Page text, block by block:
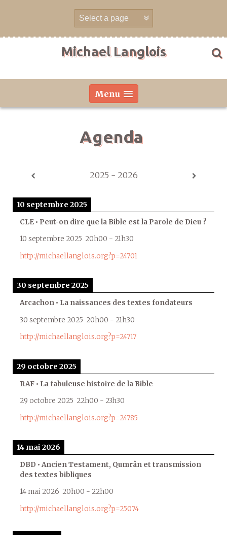
Michael Langlois
Menu
Agenda
2025 - 2026
10 septembre 2025
CLE • Peut-on dire que la Bible est la Parole de Dieu ?
10 septembre 2025 20h00 - 21h30
http://michaellanglois.org?p=24701
30 septembre 2025
Arcachon • La naissances des textes fondateurs
30 septembre 2025 20h00 - 21h30
http://michaellanglois.org?p=24717
29 octobre 2025
RAF • La fabuleuse histoire de la Bible
29 octobre 2025 22h00 - 23h30
http://michaellanglois.org?p=24785
14 mai 2026
DBD • Ancien Testament, Qumrân et transmission
des textes bibliques
14 mai 2026 20h00 - 22h00
http://michaellanglois.org?p=25074